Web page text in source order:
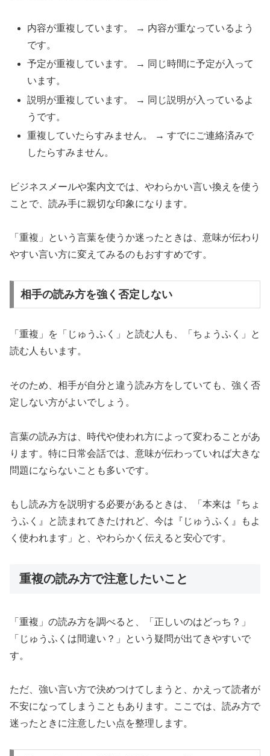
内容が重複しています。 → 内容が重なっているよう
です。
予定が重複しています。 → 同じ時間に予定が入って
います。
説明が重複しています。 → 同じ説明が入っているよ
うです。
重複していたらすみません。 → すでにご連絡済みで
したらすみません。
ビジネスメールや案内文では、やわらかい言い換えを使う
ことで、読み手に親切な印象になります。
「重複」という言葉を使うか迷ったときは、意味が伝わり
やすい言い方に変えてみるのもおすすめです。
相手の読み方を強く否定しない
「重複」を「じゅうふく」と読む人も、「ちょうふく」と
読む人もいます。
そのため、相手が自分と違う読み方をしていても、強く否
定しない方がよいでしょう。
言葉の読み方は、時代や使われ方によって変わることがあ
ります。特に日常会話では、意味が伝わっていれば大きな
問題にならないことも多いです。
もし読み方を説明する必要があるときは、「本来は『ちょ
うふく』と読まれてきたけれど、今は『じゅうふく』もよ
く使われます」と、やわらかく伝えると安心です。
重複の読み方で注意したいこと
「重複」の読み方を調べると、「正しいのはどっち？」
「じゅうふくは間違い？」という疑問が出てきやすいで
す。
ただ、強い言い方で決めつけてしまうと、かえって読者が
不安になってしまうこともあります。ここでは、読み方で
迷ったときに注意したい点を整理します。